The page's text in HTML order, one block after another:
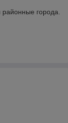
города.